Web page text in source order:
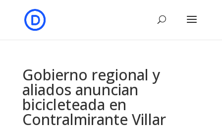
Gobierno regional y
aliados anuncian
bicicleteada en
Contralmirante Villar